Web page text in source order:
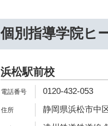
個別指導学院ヒ
浜松駅前校
0120-432-053
静岡県浜松市中